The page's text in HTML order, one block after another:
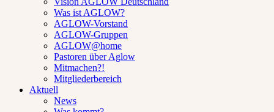
Was ist AGLOW?
AGLOW-Vorstand
AGLOW-Gruppen
AGLOW@home
Pastoren über Aglow
Mitmachen?!
Mitgliederbereich
Aktuell
News